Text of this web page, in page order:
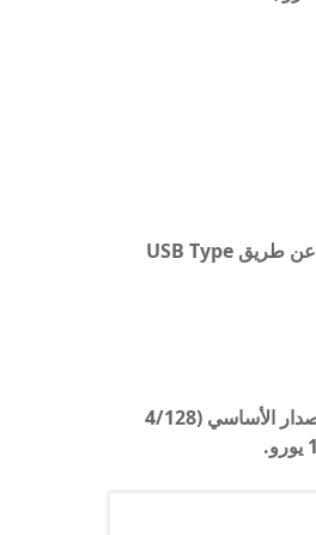
بطارية ليثيوم بوليمر بسعة 5000 مللي أمبير، تدعم الشحن السريع بقوة 10 وات عن طريق USB Type
يقال إن هاتف Redmi 13C متاح للبيع في نيجيريا باللونين الأسود والأخضر. يبلغ سعر الإصدار الأساسي (4/128